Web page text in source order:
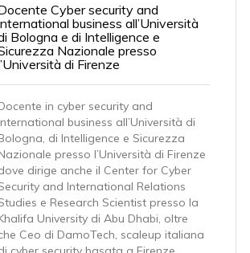
Cyber security and
business all’Università
Bologna e di Intelligence e
Nazionale presso
di Firenze
in cyber security and
business all’Università di
di Intelligence e Sicurezza
presso l’Università di Firenze
dirige anche il Center for Cyber
and International Relations
e Research Scientist presso la
University di Abu Dhabi, oltre
Ceo di DamoTech, scaleup italiana